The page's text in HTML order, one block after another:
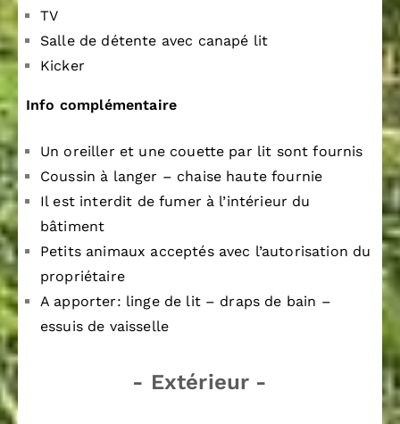
TV
Salle de détente avec canapé lit
Kicker
Info complémentaire
Un oreiller et une couette par lit sont fournis
Coussin à langer – chaise haute fournie
Il est interdit de fumer à l’intérieur du
bâtiment
Petits animaux acceptés avec l’autorisation du
propriétaire
A apporter: linge de lit – draps de bain –
essuis de vaisselle
- Extérieur -